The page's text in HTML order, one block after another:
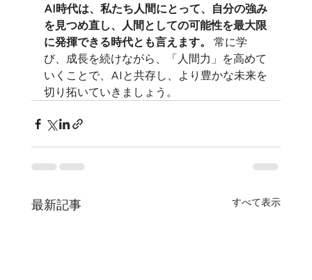
AI時代は、私たち人間にとって、自分の強み
を見つめ直し、人間としての可能性を最大限
に発揮できる時代とも言えます。
常に学
び、成長を続けながら、「人間力」を高めて
いくことで、AIと共存し、より豊かな未来を
切り拓いていきましょう。
最新記事 すべて表示